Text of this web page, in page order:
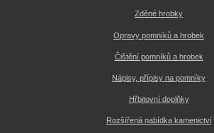
Zděné hrobky
Opravy pomníků a hrobek
Čištění pomníků a hrobek
Nápisy, přípisy na pomníky
Hřbitovní doplňky
Rozšířená nabídka kamenictví